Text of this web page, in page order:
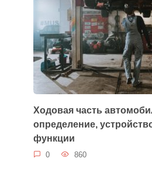
Ходовая часть
определение,
функции
0 860